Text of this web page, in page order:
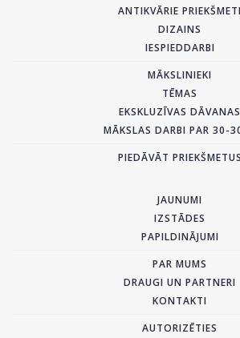
ANTIKVĀRIE PRIEKŠMETI
DIZAINS
IESPIEDDARBI
MĀKSLINIEKI
TĒMAS
EKSKLUZĪVAS DĀVANAS
MĀKSLAS DARBI PAR 30-
PIEDĀVĀT PRIEKŠMETUS
JAUNUMI
IZSTĀDES
PAPILDINĀJUMI
PAR MUMS
DRAUGI UN PARTNERI
KONTAKTI
AUTORIZĒTIES